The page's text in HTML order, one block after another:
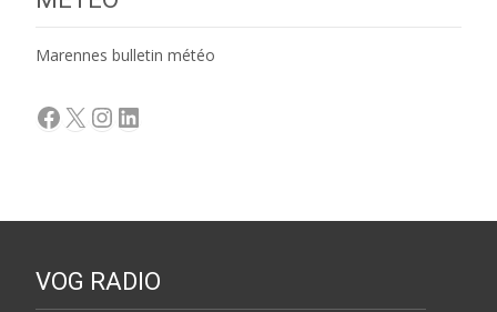
Marennes bulletin météo
Facebook
X Instagram
LinkedIn
VOG RADIO